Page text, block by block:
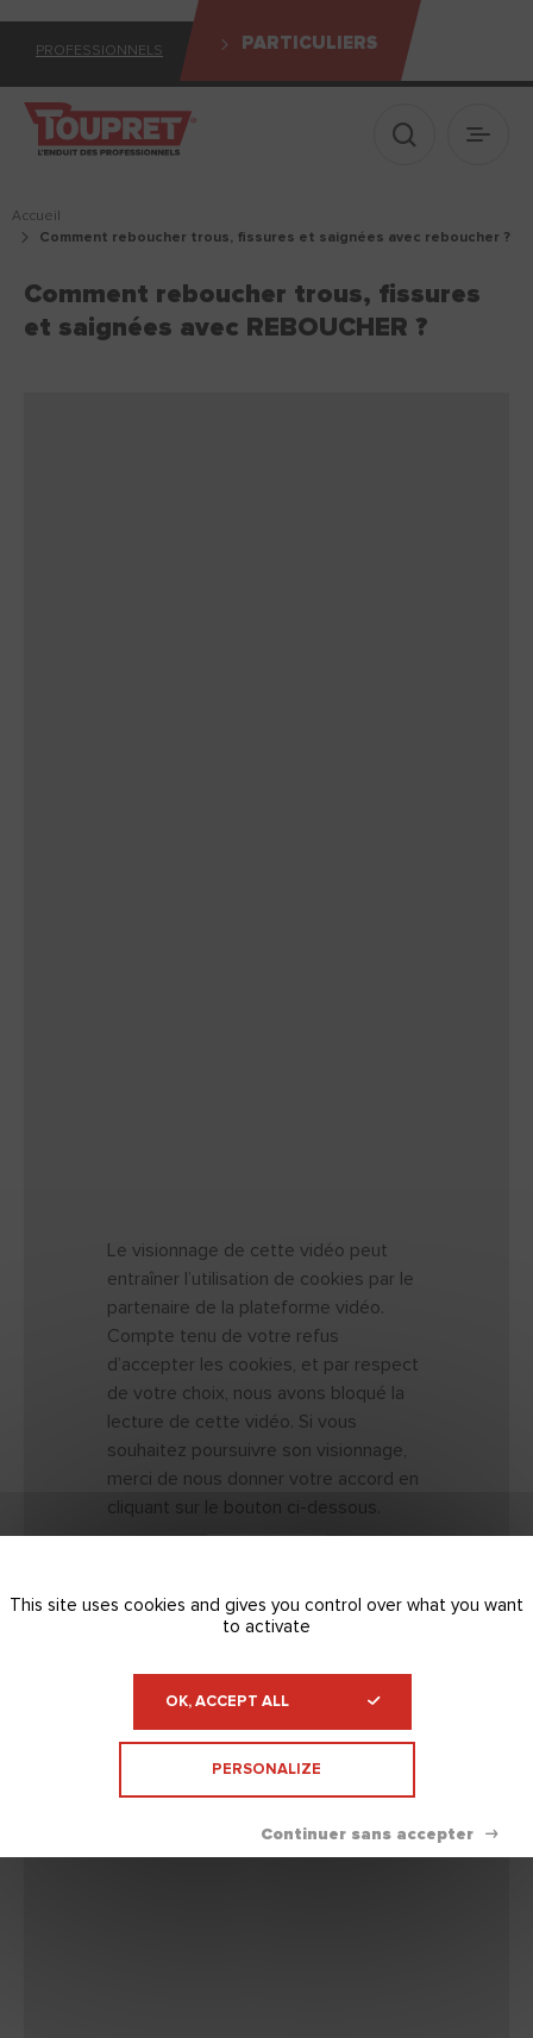
PROFESSIONNELS PARTICULIERS
Afficher le
Accueil
comment reboucher trous, fissures et saignées avec reboucher ?
Comment reboucher trous, fissures
et saignées avec REBOUCHER ?
Le visionnage de cette vidéo peut
entraîner l’utilisation de cookies par le
partenaire de la plateforme vidéo.
Compte tenu de votre refus
d’accepter les cookies, et par respect
de votre choix, nous avons bloqué la
lecture de cette vidéo. Si vous
souhaitez poursuivre son visionnage,
merci de nous donner votre accord en
cliquant sur le bouton ci-dessous.
This site uses cookies and gives you control over what you want
to activate
OK, ACCEPT ALL
PERSONALIZE